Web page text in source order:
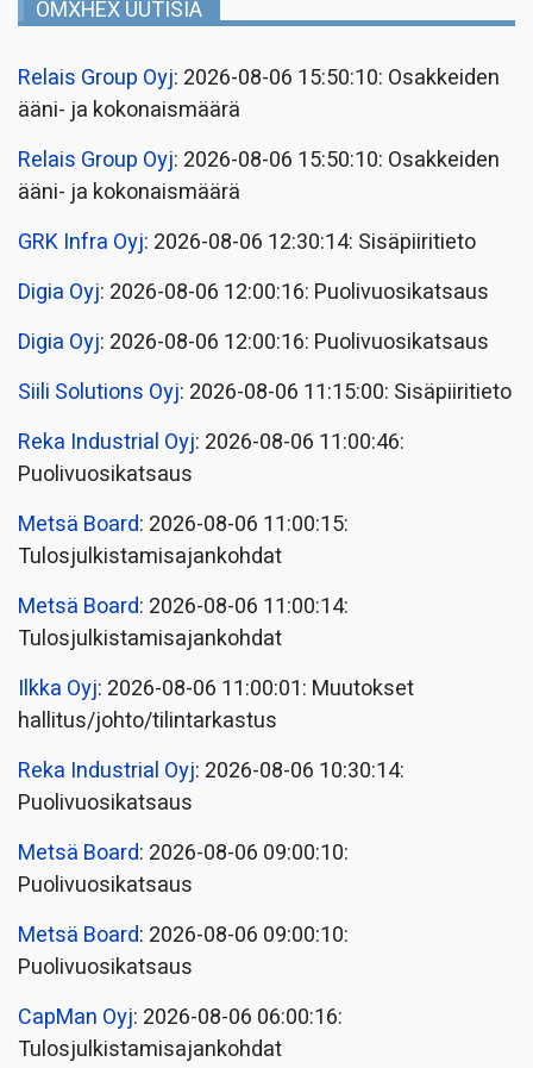
OMXHEX UUTISIA
Relais Group Oyj: 2026-08-06 15:50:10: Osakkeiden
ääni- ja kokonaismäärä
Relais Group Oyj: 2026-08-06 15:50:10: Osakkeiden
ääni- ja kokonaismäärä
GRK Infra Oyj: 2026-08-06 12:30:14: Sisäpiiritieto
Digia Oyj: 2026-08-06 12:00:16: Puolivuosikatsaus
Digia Oyj: 2026-08-06 12:00:16: Puolivuosikatsaus
Siili Solutions Oyj: 2026-08-06 11:15:00: Sisäpiiritieto
Reka Industrial Oyj: 2026-08-06 11:00:46:
Puolivuosikatsaus
Metsä Board: 2026-08-06 11:00:15:
Tulosjulkistamisajankohdat
Metsä Board: 2026-08-06 11:00:14:
Tulosjulkistamisajankohdat
Ilkka Oyj: 2026-08-06 11:00:01: Muutokset
hallitus/johto/tilintarkastus
Reka Industrial Oyj: 2026-08-06 10:30:14:
Puolivuosikatsaus
Metsä Board: 2026-08-06 09:00:10:
Puolivuosikatsaus
Metsä Board: 2026-08-06 09:00:10:
Puolivuosikatsaus
CapMan Oyj: 2026-08-06 06:00:16:
Tulosjulkistamisajankohdat